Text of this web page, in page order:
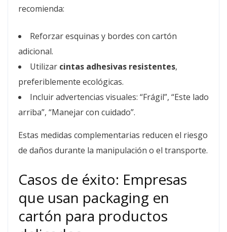
recomienda:
Reforzar esquinas y bordes con cartón
adicional.
Utilizar cintas adhesivas resistentes,
preferiblemente ecológicas.
Incluir advertencias visuales: “Frágil”, “Este lado
arriba”, “Manejar con cuidado”.
Estas medidas complementarias reducen el riesgo
de daños durante la manipulación o el transporte.
Casos de éxito: Empresas
que usan packaging en
cartón para productos